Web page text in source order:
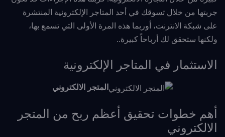
جربتها من خلال تسوقك في أحد المتاجر الإلكترونية المنتشرة
على شبكة الانترنت، أوربما هذه المرة الأولى التي تسمع بها،
ولكنها ستحقق لك أرباحاً كبيرة..
الاستثمار في المتاجر الإلكترونية
المتجر الالكتروني
أهم خطوات تحقيق أعظم ربح من المتجر
الالكتروني